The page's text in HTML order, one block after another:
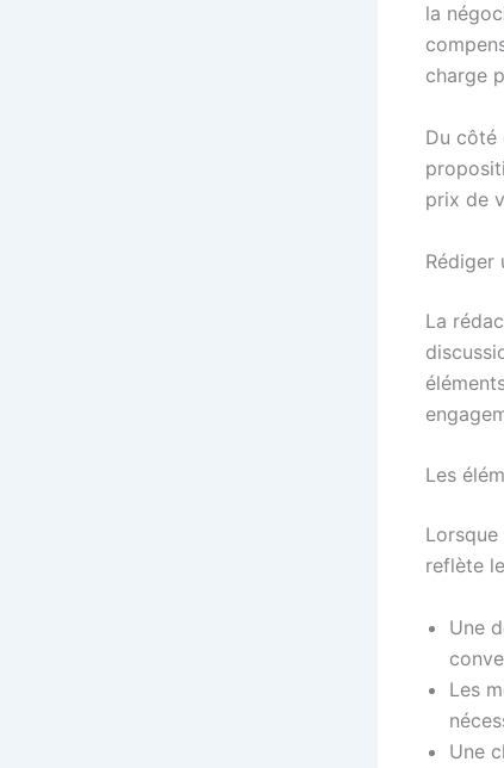
la
charge
Du côté
prix de
Rédiger
La
Les
reflète
Une
Les
Une